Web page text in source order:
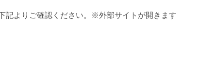
記よりご確認ください。※外部サイトが開きます